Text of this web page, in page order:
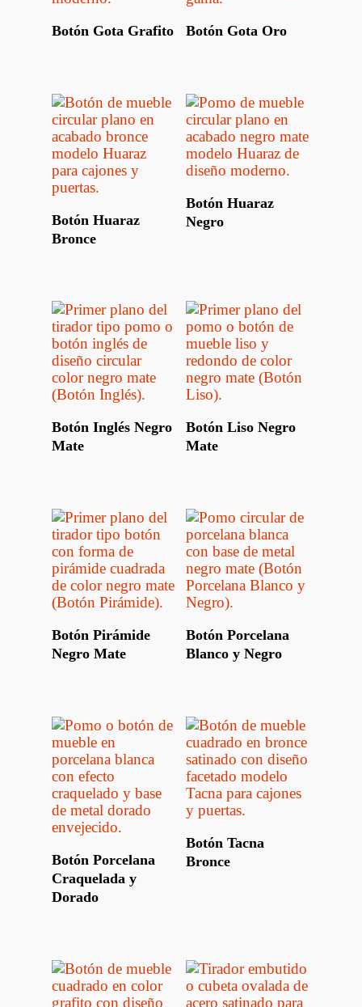
Leer Más
Botón Gota Grafito Leer Más
Botón Gota Oro
Leer Más
Botón Huaraz
Bronce
Leer Más
Botón Huaraz
Negro
Leer Más
Botón Inglés Negro
Mate
Leer Más
Botón Liso Negro
Mate
Leer Más
Botón Pirámide
Negro Mate
Leer Más
Botón Porcelana
Blanco y Negro
Leer Más
Botón Porcelana
Craquelada y
Dorado
Leer Más
Botón Tacna
Bronce